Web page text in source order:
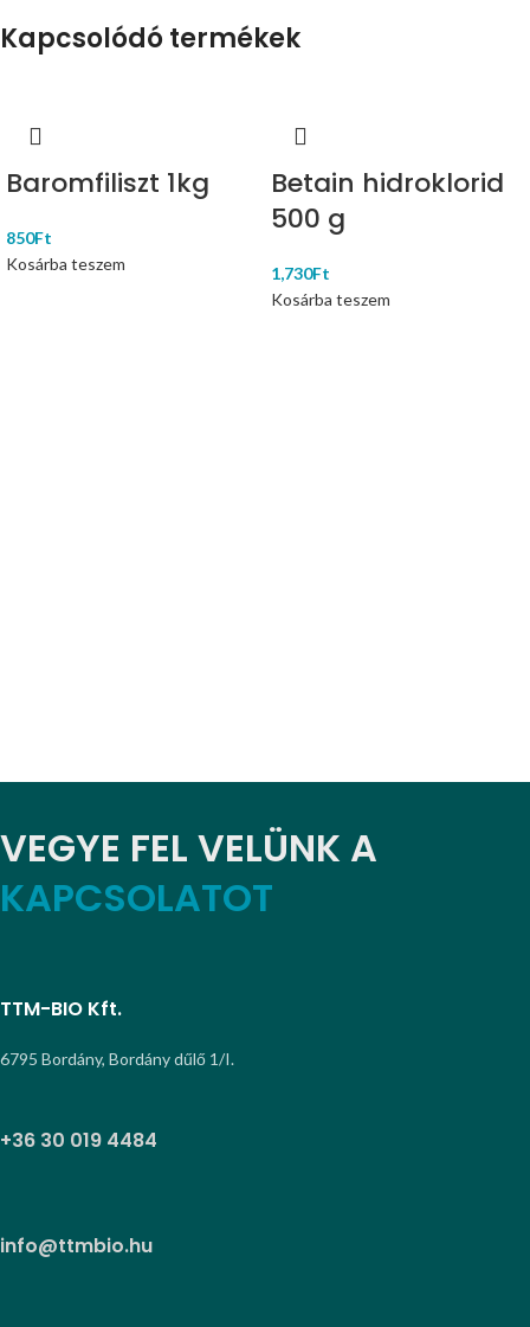
Kapcsolódó termékek
Baromfiliszt 1kg
850Ft
Kosárba teszem
Betain hidroklorid
500 g
1,730Ft
Kosárba teszem
VEGYE FEL VELÜNK A
KAPCSOLATOT
TTM-BIO Kft.
6795 Bordány, Bordány dűlő 1/I.
+36 30 019 4484
info@ttmbio.hu